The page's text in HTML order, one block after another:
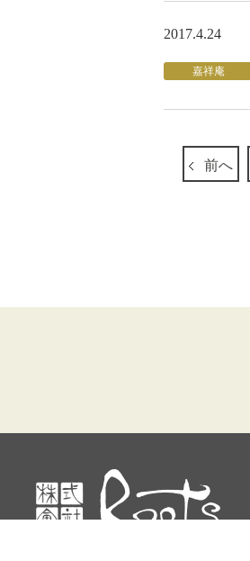
2017.4.24
嘉祥庵
前へ